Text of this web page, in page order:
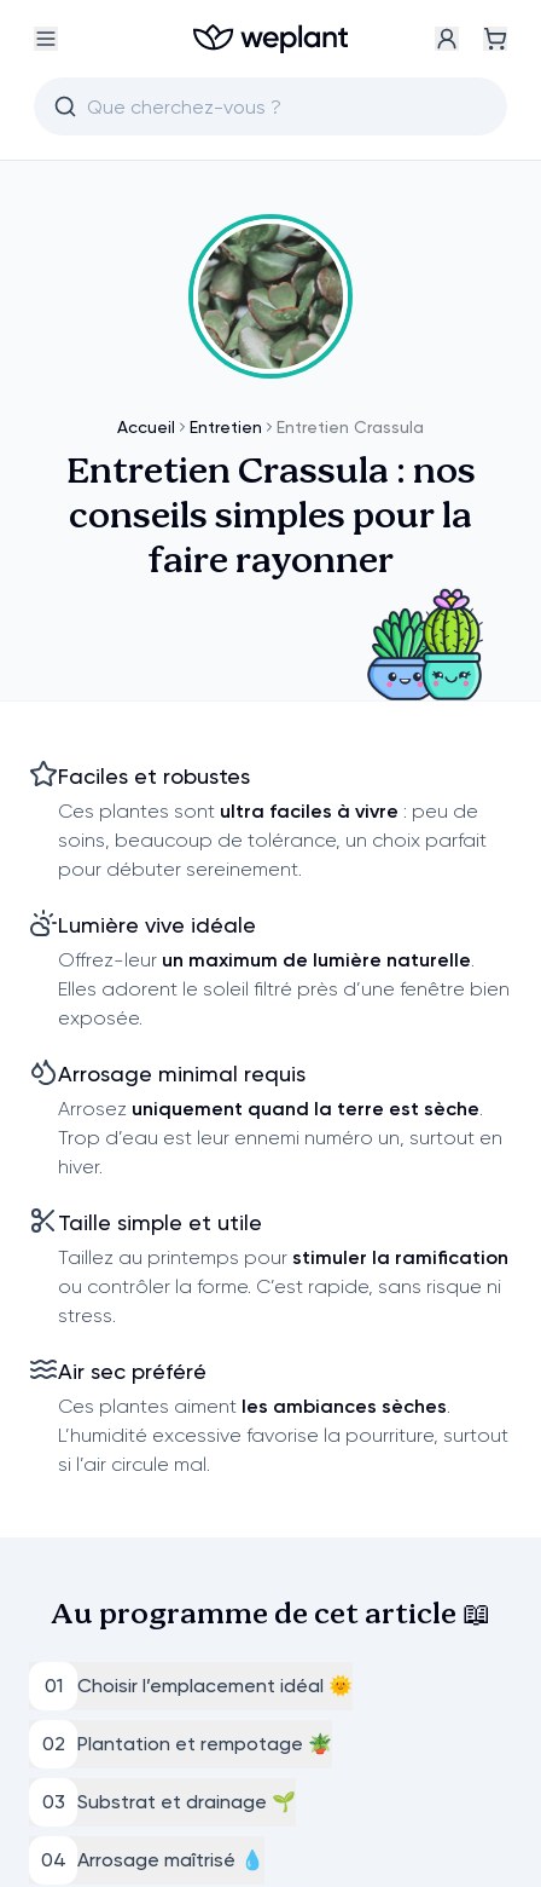
Accueil Entretien Entretien Crassula
Entretien Crassula : nos
conseils simples pour la
faire rayonner
Faciles et robustes
Ces plantes sont ultra faciles à vivre : peu de
soins, beaucoup de tolérance, un choix parfait
pour débuter sereinement.
Lumière vive idéale
Offrez-leur un maximum de lumière naturelle
Elles adorent le soleil filtré près d’une fenêtre bien
exposée.
Arrosage minimal requis
Arrosez uniquement quand la terre est sèche
Trop d’eau est leur ennemi numéro un, surtout en
hiver.
Taille simple et utile
Taillez au printemps pour stimuler la ramification
ou contrôler la forme. C’est rapide, sans risque ni
stress.
Air sec préféré
Ces plantes aiment les ambiances sèches
L’humidité excessive favorise la pourriture, surtout
si l’air circule mal.
Au programme de cet article 📖
01 Choisir l’emplacement idéal 🌞
02 Plantation et rempotage 🪴
03 Substrat et drainage 🌱
04 Arrosage maîtrisé 💧